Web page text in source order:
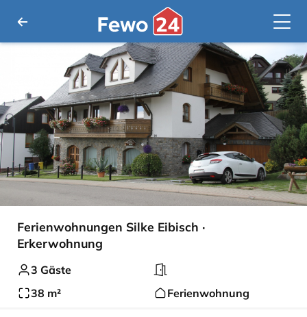
Ferienwohnungen Silke Eibisch ·
Erkerwohnung
3 Gäste
38 m²
Ferienwohnung